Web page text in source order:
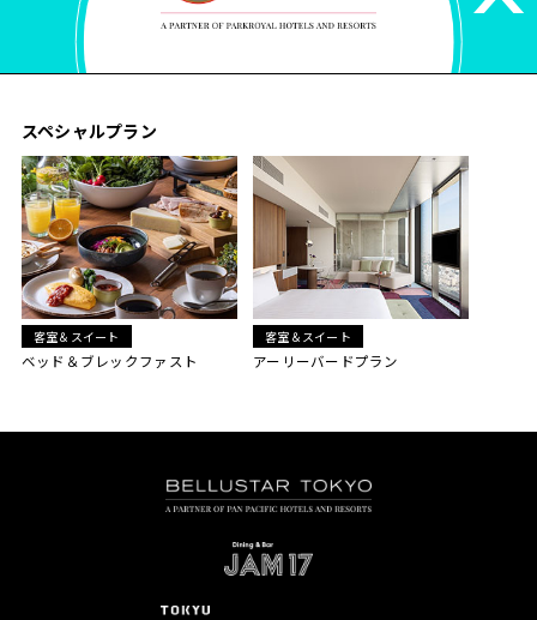
スペシャルプラン
客室＆スイート
ベッド＆ブレックファスト
客室＆スイート
アーリーバードプラン